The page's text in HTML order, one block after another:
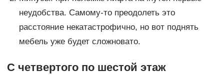
неудобства. Самому-то преодолеть это
расстояние некатастрофично, но вот поднять
мебель уже будет сложновато.
С четвертого по шестой этаж